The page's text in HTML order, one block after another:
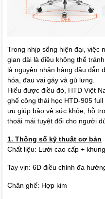
Trong nhịp sống hiện đại, việc
gian dài là điều không thể
là nguyên nhân hàng đầu dẫn
hóa, đau vai gáy và gù lưng.
Hiểu được điều đó, HTD Việt
ghế công thái học HTD-905
ưu giúp bảo vệ sức khỏe, hỗ
thoải mái tuyệt đối cho người
1. Thông số kỹ thuật cơ bản
Chất liệu: Lưới cao cấp +
Tay vịn: 6D điều chỉnh đa
Chân ghế: Hợp kim